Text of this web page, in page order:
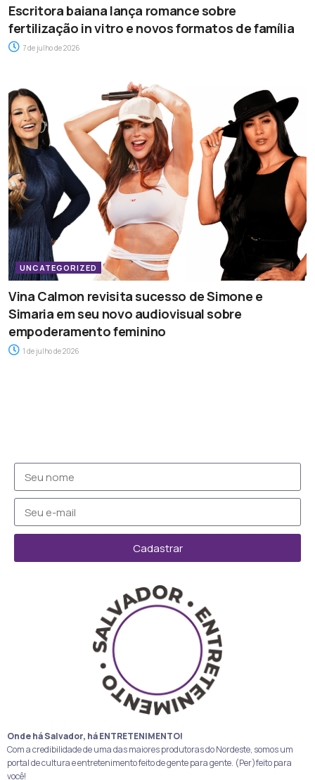
Escritora baiana lança romance sobre
fertilização in vitro e novos formatos de família
7 de julho de 2026
UNCATEGORIZED
Vina Calmon revisita sucesso de Simone e
Simaria em seu novo audiovisual sobre
empoderamento feminino
1 de julho de 2026
Cadastrar
Onde há Salvador, há ENTRETENIMENTO!
Com a credibilidade de uma das maiores produtoras do Nordeste, somos um
portal de cultura e entretenimento feito de gente para gente. (Per)feito para
você!